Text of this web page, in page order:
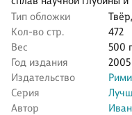
Тип обложки
Кол-во стр.
472
Вес
500 г
Год издания
2005
Издательство
Серия
Автор